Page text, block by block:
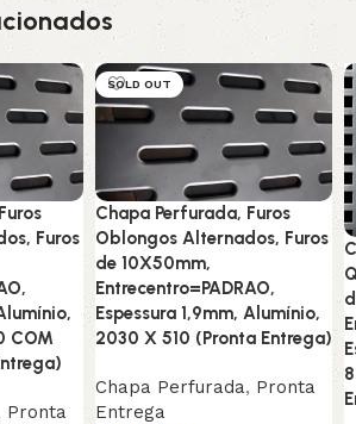
Furos
COM
Pronta
SOLD OUT
Chapa Perfurada, Furos
Oblongos Alternados, Furos
de 10X50mm,
Entrecentro=PADRAO,
Espessura 1,9mm, Alumínio,
2030 X 510 (Pronta Entrega)
Chapa Perfurada, Pronta
Entrega